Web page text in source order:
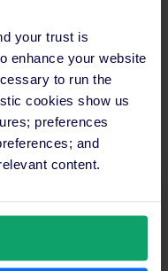
your trust is
enhance your website
to run the
cookies show us
preferences
and
content.
e sul
obiettivo è
per consentire
ottimizzare il loro
camere.
direttamente nella